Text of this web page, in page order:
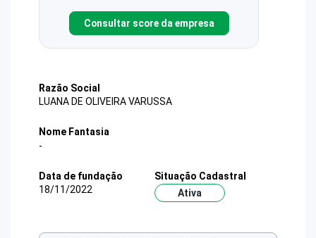
Consultar score da empresa
Razão Social
LUANA DE OLIVEIRA VARUSSA
Nome Fantasia
-
Data de fundação
18/11/2022
Situação Cadastral
Ativa